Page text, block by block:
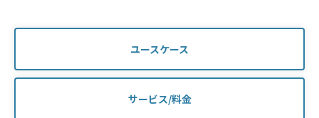
ユースケース
サービス/料金